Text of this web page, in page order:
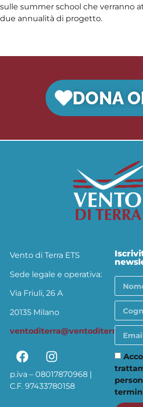
sulle summer school che verranno
due annualità di progetto.
DONA
Vento di Terra ETS
Sede legale e operativa:
Via Friuli, 26 A
20135 Milano
ventoditerra@ventoditerra.org
p.iva – 08017870968 |
C.F. 97433780158